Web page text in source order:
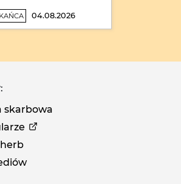
04.08.2026
skarbowa